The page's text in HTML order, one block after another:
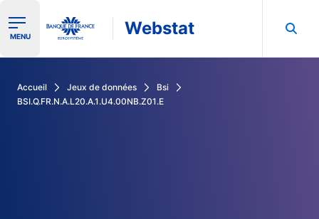
Ouvrir le menu de navigation
MENU Webstat
Accueil Jeux de données
Bsi
BSI.Q.FR.N.A.L20.A.1.U4.00NB.Z01.E